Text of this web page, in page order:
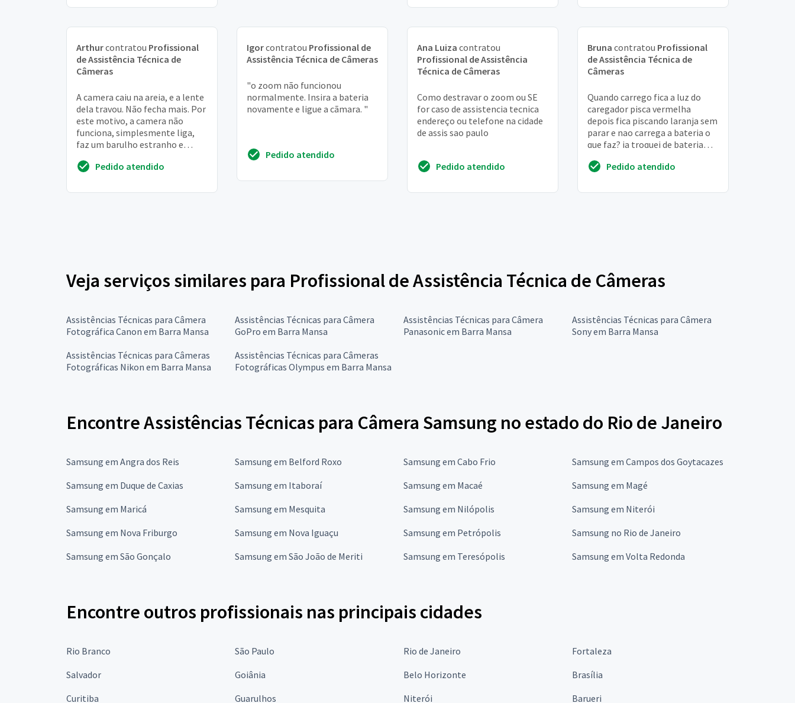
Arthurcontratou Profissional
de Assistência Técnica de
Câmeras
A camera caiu na areia, e a lente
dela travou. Não fecha mais. Por
este motivo, a camera não
funciona, simplesmente liga,
faz um barulho estranho e
Pedido atendido
Igorcontratou Profissional de
Assistência Técnica de Câmeras
"o zoom não funcionou
normalmente. Insira a bateria
novamente e ligue a cãmara. "
Pedido atendido
Ana Luiza contratou
Profissional de Assistência
Técnica de Câmeras
Como destravar o zoom ou SE
for caso de assistencia tecnica
endereço ou telefone na cidade
de assis sao paulo
Pedido atendido
Bruna contratou Profissional
de Assistência Técnica de
Câmeras
Quando carrego fica a luz do
caregador pisca vermelha
depois fica piscando laranja sem
parar e nao carrega a bateria o
que faz? ja troquei de bateria
minha...Pedido atendido
Veja serviços similares para Profissional de Assistência Técnica de Câmeras
Assistências Técnicas para Câmera
Fotográfica Canon em Barra Mansa
Assistências Técnicas para Câmera
GoPro em Barra Mansa
Assistências Técnicas para Câmera
Panasonic em Barra Mansa
Assistências Técnicas para Câmera
Sony em Barra Mansa
Assistências Técnicas para Câmeras
Fotográficas Nikon em Barra Mansa
Assistências Técnicas para Câmeras
Fotográficas Olympus em Barra Mansa
Encontre Assistências Técnicas para Câmera Samsung no estado do Rio de Janeiro
Samsung em Angra dos Reis Samsung em Belford Roxo Samsung em Cabo Frio
Samsung em Campos dos Goytacazes
Samsung em Duque de Caxias
Samsung em Itaboraí Samsung em Macaé
Samsung em Magé
Samsung em Maricá
Samsung em Mesquita Samsung em Nilópolis
Samsung em Niterói
Samsung em Nova Friburgo
Samsung em Nova Iguaçu Samsung em Petrópolis
Samsung no Rio de Janeiro
Samsung em São Gonçalo
Samsung em São João de Meriti Samsung em Teresópolis Samsung em Volta Redonda
Encontre outros profissionais nas principais cidades
Rio Branco São Paulo Rio de Janeiro
Fortaleza
Salvador
Goiânia Belo Horizonte
Brasília
Curitiba
Guarulhos Niterói Barueri